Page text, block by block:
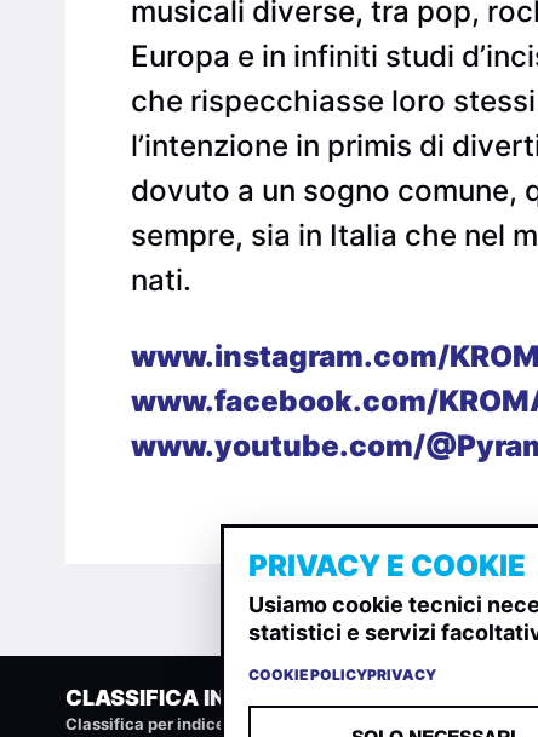
musicali diverse, tra pop,
Europa e in infiniti studi
che rispecchiasse loro
l’intenzione in primis di
dovuto a un sogno comune,
sempre, sia in Italia che nel
nati.
www.instagram.com/
www.facebook.com/
www.youtube.com/
CLASSIFICA INDIE
Classifica per indice di gradimento generata dall analisi di
PRIVACY E COOKIE
Usiamo cookie tecnici
statistici e servizi
COOKIE POLICYPRIVACY